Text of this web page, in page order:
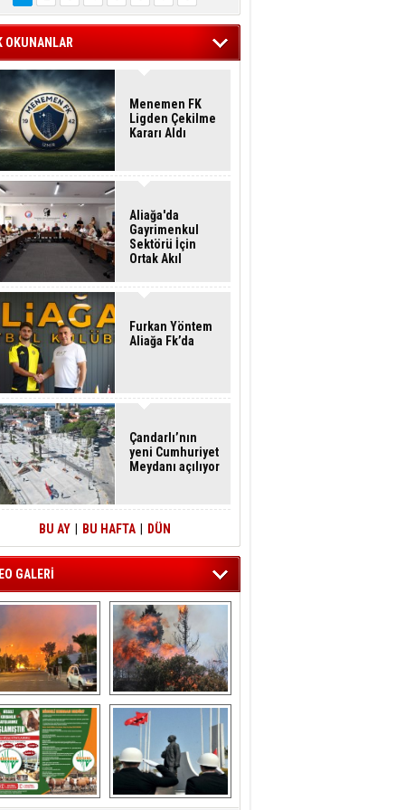
OKUNANLAR
Menemen FK
Ligden Çekilme
Kararı Aldı
Aliağa'da
Gayrimenkul
Sektörü İçin
Ortak Akıl
Furkan Yöntem
Aliağa Fk’da
Çandarlı’nın
yeni Cumhuriyet
Meydanı açılıyor
BU AY BU HAFTA DÜN
GALERİ
‘da  otluk
alanda çıkan
yangın evlere
sıçramadan
söndürüldü
Aliağa'nın Ciğerleri
ÖNAL TARIM
Aliağa'da Polis